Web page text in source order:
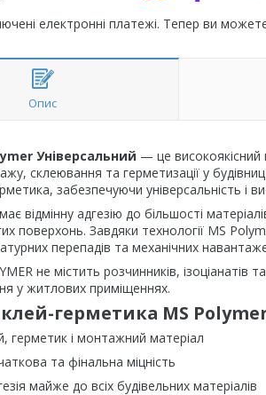
електронні платежі. Тепер ви
Опис
Універсальний — це високоякісний
склеювання та герметизації у
забезпечуючи універсальність і
відмінну адгезію до більшості
поверхонь. Завдяки технології MS
перепадів та механічних
не містить розчинників, ізоціанатів
у житлових приміщеннях.
герметика MS
герметик і монтажний матеріал
та фінальна міцність
майже до всіх будівельних матеріалів